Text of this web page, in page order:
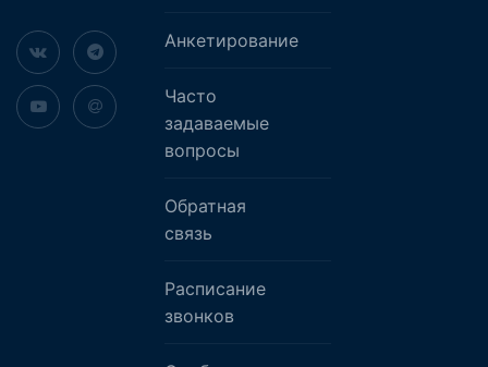
Анкетирование
Часто
задаваемые
вопросы
Обратная
связь
Расписание
звонков